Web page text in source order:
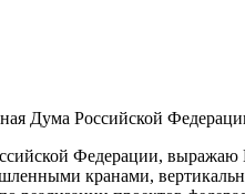
Дума Российской
Федерации,
кранами,